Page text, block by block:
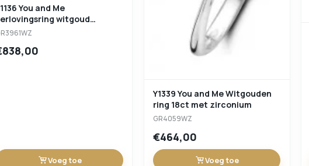
You and Me
witgoud
Voeg toe
Y1339 You and Me Witgouden
ring 18ct met zirconium
GR4059WZ
€464,00
Voeg toe